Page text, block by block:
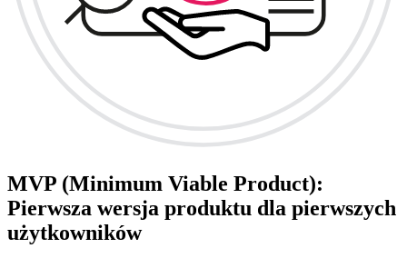
MVP (Minimum Viable Product):
Pierwsza wersja produktu dla pierwszych
użytkowników